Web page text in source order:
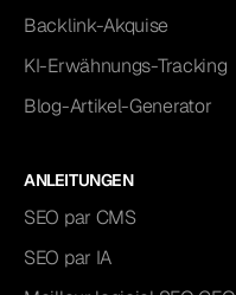
Backlink-Akquise
KI-Erwähnungs-Tracking
Blog-Artikel-Generator
ANLEITUNGEN
SEO par CMS
SEO par IA